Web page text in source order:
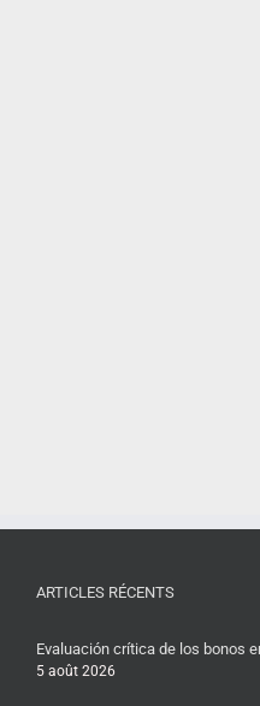
ARTICLES RÉCENTS
Evaluación crítica de los bonos
5 août 2026